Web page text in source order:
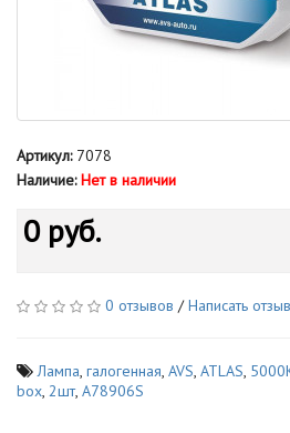
Артикул:7078
Наличие: Нет в наличии
0 руб.
0 отзывов /Написать отзыв
Лампа, галогенная, AVS, ATLAS,
box, 2шт, A78906S